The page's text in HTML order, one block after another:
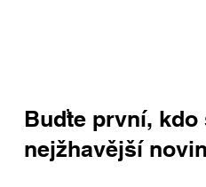
Buďte první, kdo
nejžhavější